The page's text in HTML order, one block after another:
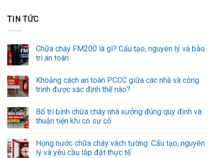
TIN TỨC
Chữa cháy FM200 là gì? Cấu tạo, nguyên lý và bảo
trì an toàn
Khoảng cách an toàn PCCC giữa các nhà và công
trình được xác định thế nào?
Bố trí bình chữa cháy nhà xưởng đúng quy định và
thuận tiện khi có sự cố
Họng nước chữa cháy vách tường: Cấu tạo, nguyên
lý và yêu cầu lắp đặt thực tế